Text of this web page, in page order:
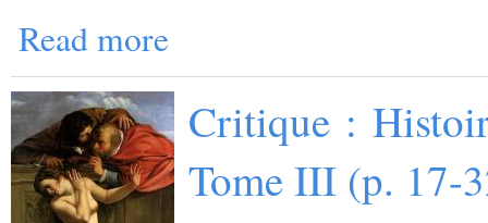
Read more
Critique :
Tome III (p. 17-